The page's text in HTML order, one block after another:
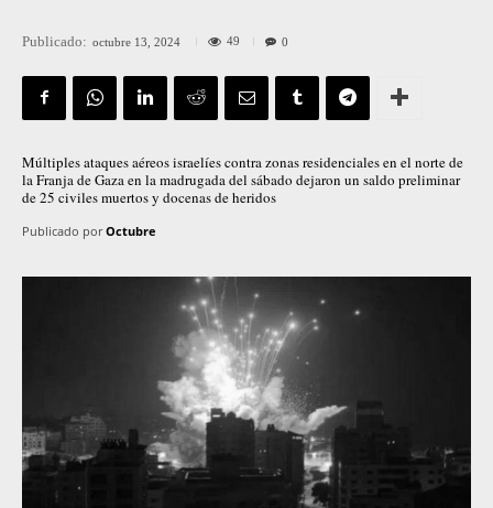
Publicado: octubre 13, 2024 49 0
Múltiples ataques aéreos israelíes contra zonas residenciales en el norte de
la Franja de Gaza en la madrugada del sábado dejaron un saldo preliminar
de 25 civiles muertos y docenas de heridos
Publicado por Octubre